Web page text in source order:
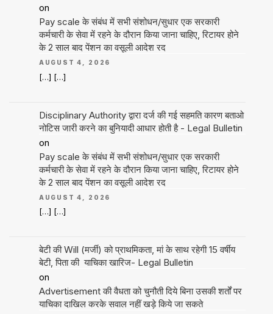
on
Pay scale के संबंध में सभी संशोधन/सुधार एक सरकारी
कर्मचारी के सेवा में रहने के दौरान किया जाना चाहिए, रिटायर होने
के 2 साल बाद पेंशन का वसूली आदेश रद
AUGUST 4, 2026
[…] […]
Disciplinary Authority द्वारा दर्ज की गई सहमति कारण बताओ
नोटिस जारी करने का बुनियादी आधार होती है - Legal Bulletin
on
Pay scale के संबंध में सभी संशोधन/सुधार एक सरकारी
कर्मचारी के सेवा में रहने के दौरान किया जाना चाहिए, रिटायर होने
के 2 साल बाद पेंशन का वसूली आदेश रद
AUGUST 4, 2026
[…] […]
बेटी की Will (मर्जी) को प्राथमिकता, मां के साथ रहेगी 15 वर्षीय
बेटी, पिता की याचिका खारिज- Legal Bulletin
on
Advertisement की वैधता को चुनौती दिये बिना उसकी शर्तों पर
याचिका दाखिल करके सवाल नहीं खड़े किये जा सकते